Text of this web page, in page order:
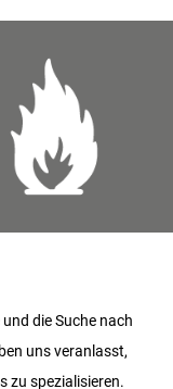
die Suche nach
uns veranlasst,
zu spezialisieren.